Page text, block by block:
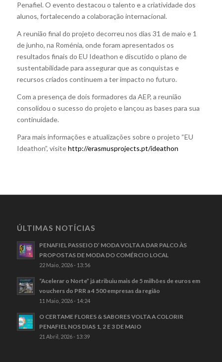
Penafiel. O evento destacou o talento e a criatividade dos
alunos, fortalecendo a colaboração internacional.
A reunião final do projeto decorreu nos dias 31 de maio e 1
de junho, na Roménia, onde foram apresentados os
resultados finais do EU Ideathon e discutido o plano de
sustentabilidade para assegurar que as conquistas e
recursos criados continuem a ter impacto no futuro.
Com a presença de dois formadores da AEP, a reunião
consolidou o sucesso do projeto e lançou as bases para sua
continuidade.
Para mais informações e atualizações sobre o projeto “EU
Ideathon”, visitehttp://erasmusprojects.pt/ideathon
ÚLTIMAS NOTÍCIAS
PENAFIEL PASSEIO D’ MODA VOLTA A DAR PALCO ÀS
PROPOSTAS DE MODA DO COMÉRCIO LOCAL
22 Maio, 2026 - 13:56
“Acelerar o Norte” já atribuiu mais de 5 milhões de euros em
vouchers do PRR a 4 500 empresas da região
11 Maio, 2026 - 14:24
O CERTAME FLORES & SABORES VOLTA A COLORIR
PENAFIEL NOS DIAS 1, 2 E 3 DE MAIO
21 Abril, 2026 - 13:39